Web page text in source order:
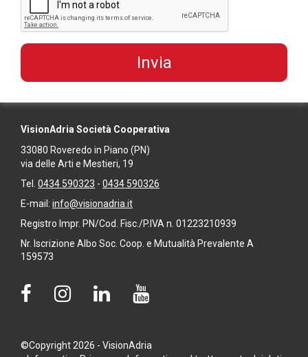
VisionAdria Società Cooperativa
33080 Roveredo in Piano (PN)
via delle Arti e Mestieri, 19
Tel. 0434 590323 - 0434 590326
E-mail: info@visionadria.it
Registro Impr. PN/Cod. Fisc./P.IVA n. 01223210939
Nr. Iscrizione Albo Soc. Coop. e Mutualità Prevalente A
159573
©Copyright 2026 - VisionAdria